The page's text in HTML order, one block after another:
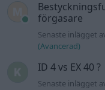
förgasare
Senaste inlägget
(Avancerad)
ID 4 vs EX 40 ?
Senaste inlägget